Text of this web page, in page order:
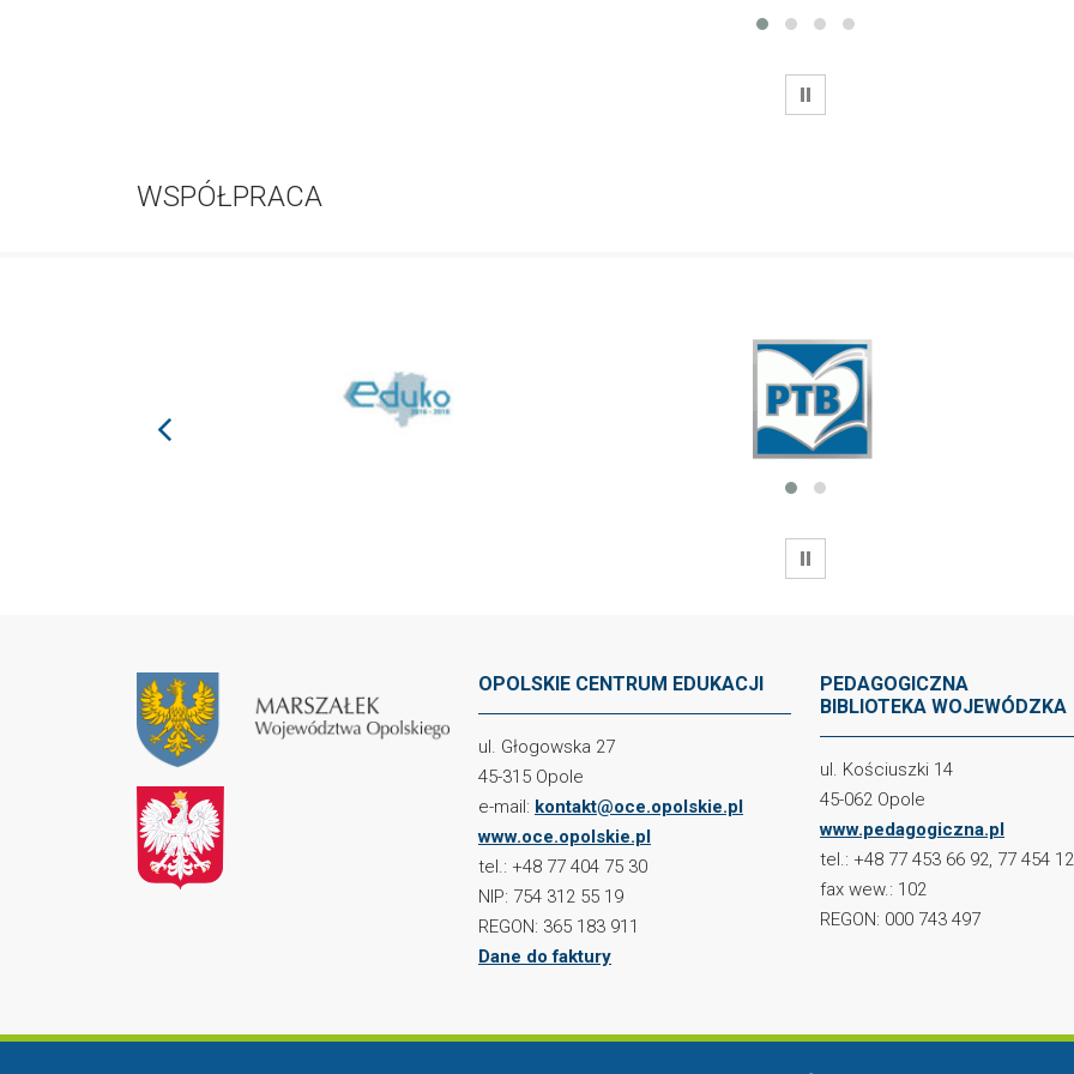
WSTRZYMAJ
WSPÓŁPRACA
prev
WSTRZYMAJ
OPOLSKIE CENTRUM EDUKACJI
ul. Głogowska 27
45-315 Opole
e-mail: kontakt@oce.opolskie.pl
www.oce.opolskie.pl
tel.: +48 77 404 75 30
NIP: 754 312 55 19
REGON: 365 183 911
Dane do faktury
PEDAGOGICZNA
BIBLIOTEKA WOJEWÓDZKA
ul. Kościuszki 14
45-062 Opole
www.pedagogiczna.pl
tel.: +48 77 453 66 92, 77 454
fax wew.: 102
REGON: 000 743 497